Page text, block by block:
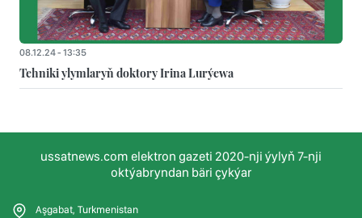
08.12.24 - 13:35
Tehniki ylymlaryň doktory Irina Lurýewa
ussatnews.com elektron gazeti 2020-nji ýylyň 7-nji
oktýabryndan bäri çykýar
Aşgabat, Turkmenistan